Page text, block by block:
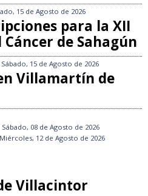
15 de Agosto de 2026
para la XII
de Sahagún
Sábado, 15 de Agosto de 2026
Villamartín de
Sábado, 08 de Agosto de 2026
Miércoles, 12 de Agosto de 2026
Villacintor